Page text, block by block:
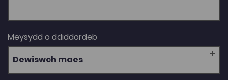
Meysydd o ddiddordeb
Dewiswch maes